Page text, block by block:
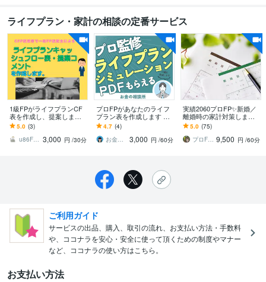
ライフプラン・家計の相談の定番サービス
1級FPがライフプランCF
表を作成し、提案します
キャッシュフロー表で将
来のお金の問題点を把
握、改善策を提案
5.0 (3)
u86FP事務所 3,000 円 /30分
プロFPがあなたのライフ
プラン表を作成します プ
ロ監修！ライフプランシ
ミュレーション表【PDF
でもらえる】
4.7 (4)
お金の相談所｜ファイナンシャルプランナー
3,000 円 /60分
実績2060プロFP✨新婚／
離婚時の家計対策します 3
0〜90分◎婚活相手収入、
新婚家計管理、離婚後将
来設計など
5.0 (75)
プロFP㊗️2061件✨家計コンサル相談 9,500 円 /60分
ご利用ガイド
サービスの出品、購入、取引の流れ、お支払い方法・手数料
や、ココナラを安心・安全に使って頂くための制度やマナー
など、ココナラの使い方はこちら。
お支払い方法